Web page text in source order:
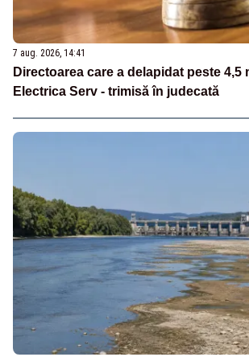
7 aug. 2026, 14:41
Directoarea care a delapidat peste 4,5
Electrica Serv - trimisă în judecată